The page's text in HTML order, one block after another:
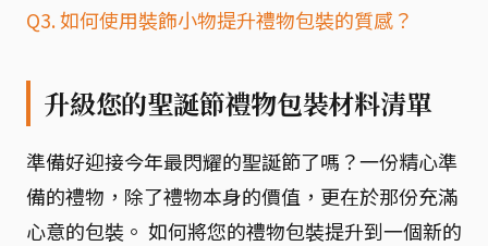
Q3. 如何使用裝飾小物提升禮物包裝的質感？
升級您的聖誕節禮物包裝材料清單
準備好迎接今年最閃耀的聖誕節了嗎？一份精心準
備的禮物，除了禮物本身的價值，更在於那份充滿
心意的包裝。 如何將您的禮物包裝提升到一個新的